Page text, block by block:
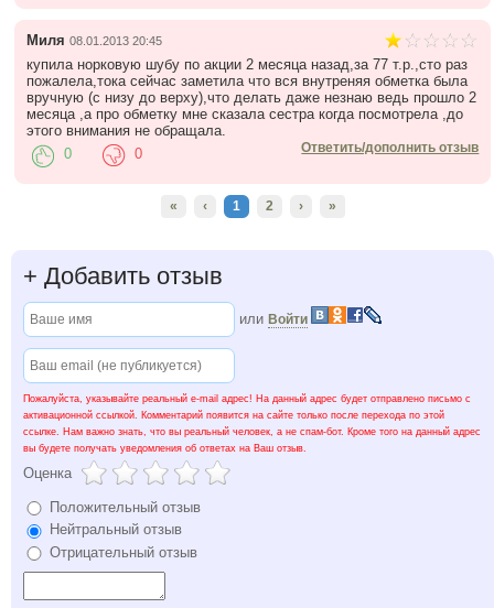
Миля 08.01.2013 20:45
купила норковую шубу по акции 2 месяца назад,за 77 т.р.,сто раз
пожалела,тока сейчас заметила что вся внутреняя обметка была
вручную (с низу до верху),что делать даже незнаю ведь прошло 2
месяца ,а про обметку мне сказала сестра когда посмотрела ,до
этого внимания не обращала.
Ответить/дополнить отзыв
0 0
« ‹ 1 2 › »
+ Добавить отзыв
или Войти
Пожалуйста, указывайте реальный e-mail адрес! На данный адрес будет отправлено письмо с
активационной ссылкой. Комментарий появится на сайте только после перехода по этой
ссылке. Нам важно знать, что вы реальный человек, а не спам-бот. Кроме того на данный адрес
вы будете получать уведомления об ответах на Ваш отзыв.
Оценка
Положительный отзыв
Нейтральный отзыв
Отрицательный отзыв